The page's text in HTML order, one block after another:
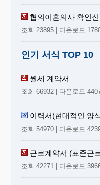
협의이혼의사 확인
조회 23895 | 다운로드
인기 서식 TOP 10
월세 계약서
조회 66932 | 다운로드
이력서(현대적인 양
조회 54970 | 다운로드
근로계약서 (표준근
조회 42271 | 다운로드